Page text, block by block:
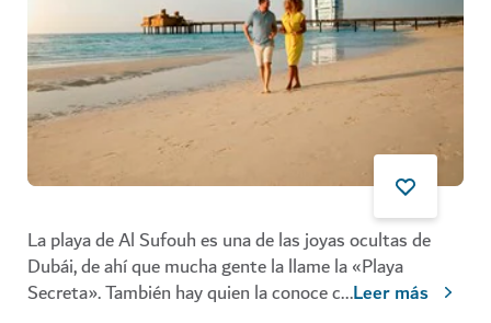
La playa de Al Sufouh es una de las joyas ocultas de
Dubái, de ahí que mucha gente la llame la «Playa
Secreta». También hay quien la conoce c...Leer más